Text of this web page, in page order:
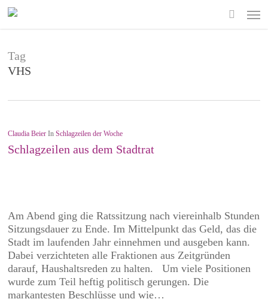
Skip
Tag
VHS
Claudia Beier InSchlagzeilen der Woche
Schlagzeilen aus dem Stadtrat
Am Abend ging die Ratssitzung nach viereinhalb Stunden
Sitzungsdauer zu Ende. Im Mittelpunkt das Geld, das die
Stadt im laufenden Jahr einnehmen und ausgeben kann.
Dabei verzichteten alle Fraktionen aus Zeitgründen
darauf, Haushaltsreden zu halten. Um viele Positionen
wurde zum Teil heftig politisch gerungen. Die
markantesten Beschlüsse und wie…